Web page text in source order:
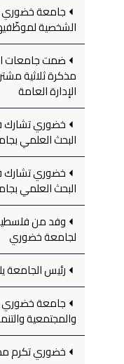
جامعة خضوري
الشخصية
ضمت جامعات
مذكرة ثلاثية
الإدارة العامة
خضوري تشارك
البحث العلمي
خضوري تشارك
البحث العلمي
وفد من
لجامعة خضوري
رئيس الجامعة
جامعة خضوري
والمجتمعية
خضوري تكرم